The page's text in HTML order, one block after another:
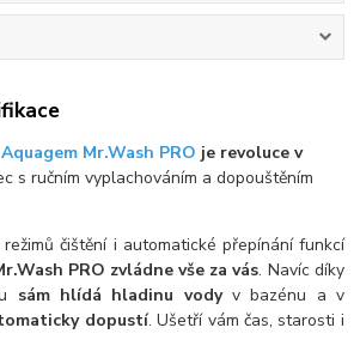
Aquagem Mr.Wash PRO je revoluce v
s ručním vyplachováním a dopouštěním
čištění i automatické přepínání funkcí
PRO zvládne vše za vás. Navíc díky
sám hlídá hladinu vodyv bazénu a v
dopustí. Ušetří vám čas, starosti i